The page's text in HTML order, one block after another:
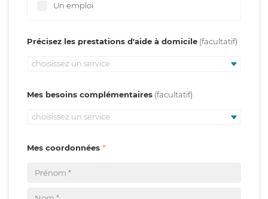
Un emploi
Précisez les prestations d'aide à domicile
choisissez un service
Mes besoins complémentaires
choisissez un service
Mes coordonnées